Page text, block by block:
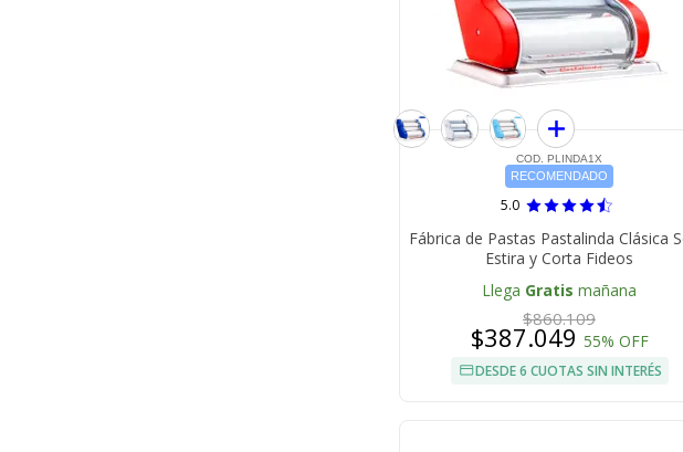
COD. PLINDA1X
RECOMENDADO
5.0
Fábrica de Pastas Pastalinda Clásica
Estira y Corta Fideos
Llega Gratis mañana
$860.109
$387.049 55% OFF
DESDE 6 CUOTAS SIN INTERÉS